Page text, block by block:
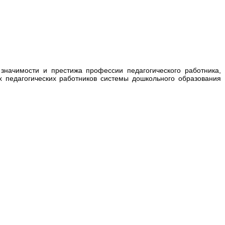
и престижа профессии педагогического работника,
работников системы дошкольного образования